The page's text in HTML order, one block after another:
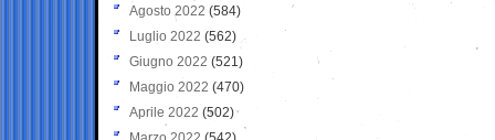
Agosto 2022 (584)
Luglio 2022 (562)
Giugno 2022 (521)
Maggio 2022 (470)
Aprile 2022 (502)